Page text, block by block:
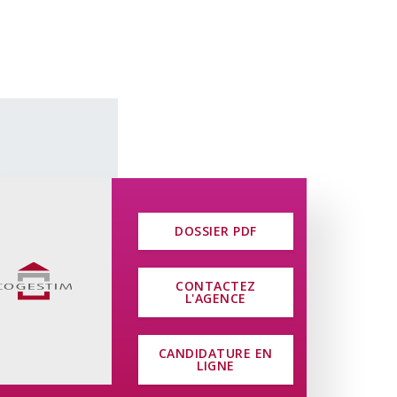
de ces locataires, vous pourrez
de ce bien, à savoir :
octroyé sur toutes les primes de
SA
DOSSIER PDF
CONTACTEZ
L'AGENCE
CANDIDATURE EN
LIGNE